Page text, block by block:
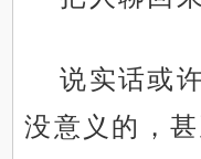
说实话或
没意义的，